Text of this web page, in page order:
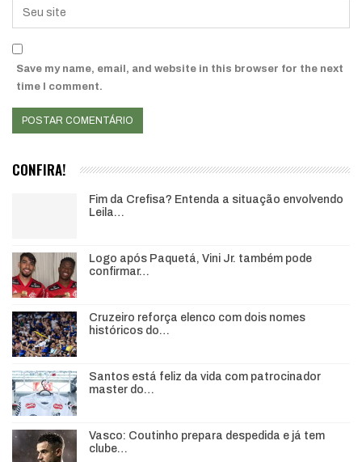
Save my name, email, and website in this browser for the next
time I comment.
CONFIRA!
Fim da Crefisa? Entenda a situação envolvendo
Leila…
Logo após Paquetá, Vini Jr. também pode
confirmar…
Cruzeiro reforça elenco com dois nomes
históricos do…
Santos está feliz da vida com patrocinador
master do…
Vasco: Coutinho prepara despedida e já tem
clube…